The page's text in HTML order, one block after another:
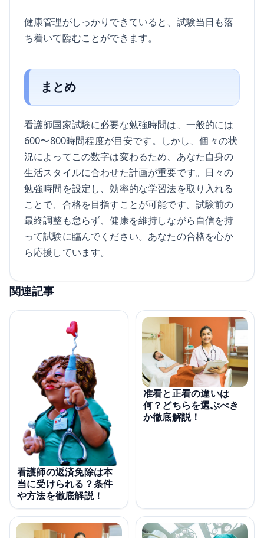
健康管理がしっかりできていると、試験当日も落
ち着いて臨むことができます。
まとめ
看護師国家試験に必要な勉強時間は、一般的には
600〜800時間程度が目安です。しかし、個々の状
況によってこの数字は変わるため、あなた自身の
生活スタイルに合わせた計画が重要です。日々の
勉強時間を設定し、効率的な学習法を取り入れる
ことで、合格を目指すことが可能です。試験前の
最終調整も怠らず、健康を維持しながら自信を持
って試験に臨んでください。あなたの合格を心か
ら応援しています。
関連記事
看護師の返済免除は本
当に受けられる？条件
や方法を徹底解説！
准看と正看の違いは
何？どちらを選ぶべき
か徹底解説！